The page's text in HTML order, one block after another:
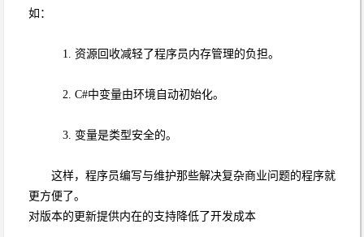
如：
1. 资源回收减轻了程序员内存管理的负担。
2. C#中变量由环境自动初始化。
3. 变量是类型安全的。
这样，程序员编写与维护那些解决复杂商业问题的程序就
更方便了。
对版本的更新提供内在的支持降低了开发成本